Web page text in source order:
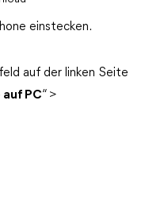
einstecken.
auf der linken Seite
auf PC“ >